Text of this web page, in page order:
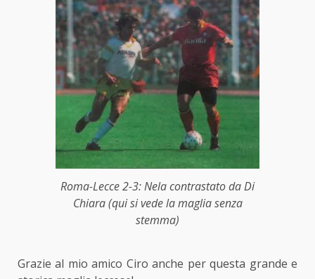
Roma-Lecce 2-3: Nela contrastato da Di
Chiara (qui si vede la maglia senza
stemma)
Grazie al mio amico Ciro anche per questa grande e